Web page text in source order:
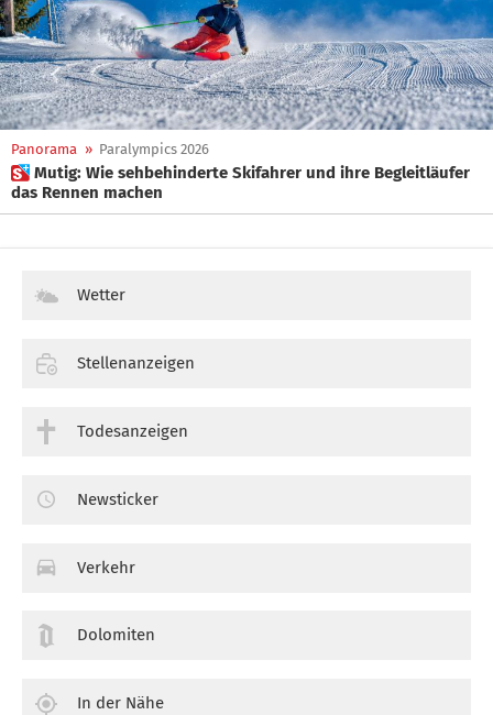
Panorama » Paralympics 2026
 Mutig: Wie sehbehinderte Skifahrer und ihre Begleitläufer
das Rennen machen
Wetter
Stellenanzeigen
Todesanzeigen
Newsticker
Verkehr
Dolomiten
In der Nähe